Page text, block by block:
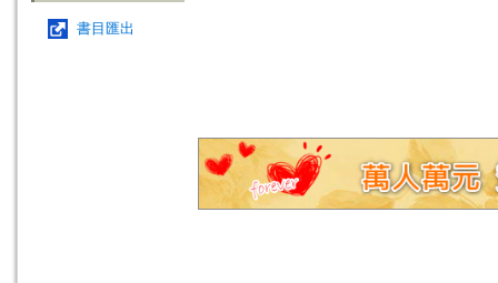
書目匯出